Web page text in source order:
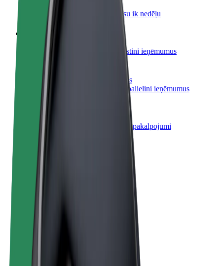
Kļūsti par kurjeru
Piegādā ēdienu un saņem izmaksu ik nedēļu
Pievieno restorānu vai veikalu
Sasniedz vairāk klientu un paaugstini ieņēmumus
Reģistrējies kā autoparka īpašnieks
Pievieno savu autoparku Bolt un palielini ieņēmumus
Bolt for Business
Tavam uzņēmumam pielāgoti Bolt pakalpojumi
Noteikumi un nosacījumi
Privātuma politika
Sīkdatnes
© 2026 Bolt Technology OÜ
Pakalpojumi